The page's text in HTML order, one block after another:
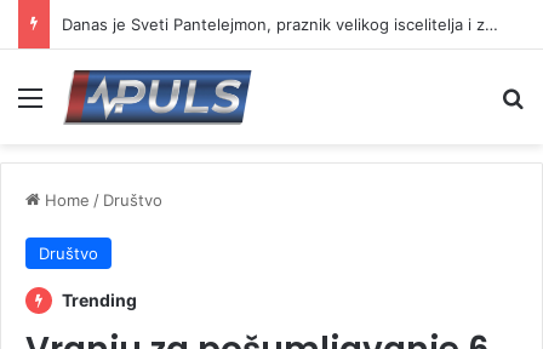
Danas je Sveti Pantelejmon, praznik velikog iscelitelja i zaštitnika bolesnih
Menu
Home / Društvo
Društvo
Trending